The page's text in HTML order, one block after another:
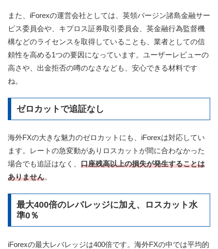
また、iForexの運営会社としては、英領バージン諸島金融サー
ビス委員会や、キプロス証券取引委員会、英金融行為監督機
構などのライセンスを取得していることも、業者としての信
頼性を高める1つの要因になっています。ユーザーレビューの
高さや、出金拒否の噂のなさなども、安心できる材料です
ね。
ゼロカットで追証なし
海外FXの大きな魅力のゼロカットにも、iForexは対応してい
ます。レートの急変動がありロスカットが間に合わなかった
場合でも追証はなく、 口座残高以上の損失が発生することは
ありません。
最大400倍のレバレッジに加え、ロスカット水
準0％
iForexの最大レバレッジは400倍です。海外FXの中では平均的